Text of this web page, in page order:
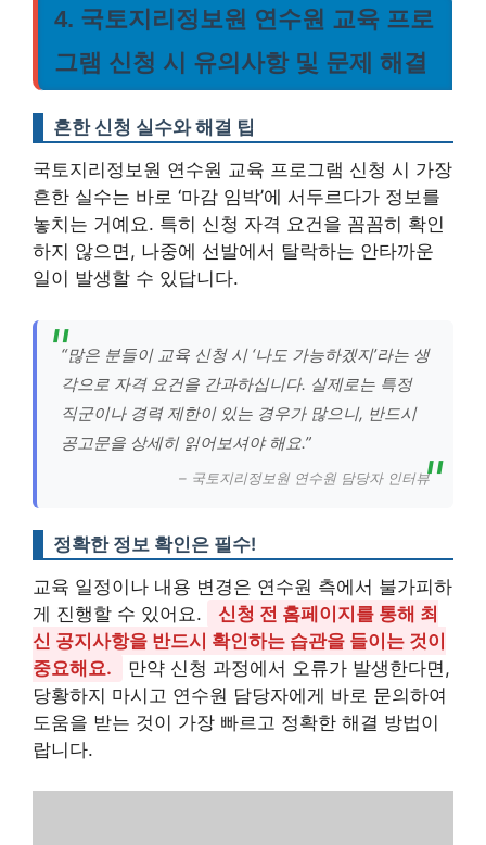
4. 국토지리정보원 연수원 교육 프로
그램 신청 시 유의사항 및 문제 해결
흔한 신청 실수와 해결 팁
국토지리정보원 연수원 교육 프로그램 신청 시 가장
흔한 실수는 바로 ‘마감 임박’에 서두르다가 정보를
놓치는 거예요. 특히 신청 자격 요건을 꼼꼼히 확인
하지 않으면, 나중에 선발에서 탈락하는 안타까운
일이 발생할 수 있답니다.
“많은 분들이 교육 신청 시 ‘나도 가능하겠지’라는 생
각으로 자격 요건을 간과하십니다. 실제로는 특정
직군이나 경력 제한이 있는 경우가 많으니, 반드시
공고문을 상세히 읽어보셔야 해요.”
– 국토지리정보원 연수원 담당자 인터뷰
정확한 정보 확인은 필수!
교육 일정이나 내용 변경은 연수원 측에서 불가피하
게 진행할 수 있어요.
신청 전 홈페이지를 통해 최
신 공지사항을 반드시 확인하는 습관을 들이는 것이
중요해요.
만약 신청 과정에서 오류가 발생한다면,
당황하지 마시고 연수원 담당자에게 바로 문의하여
도움을 받는 것이 가장 빠르고 정확한 해결 방법이
랍니다.